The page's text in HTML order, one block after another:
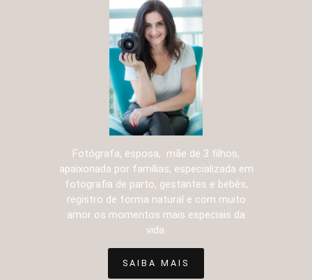
Fotógrafa, esposa, mãe de 3 filhos,
apaixonada por famílias, especializada em
fotografia de parto, gestantes e bebês,
registro de forma natural e com muito
amor os momentos mais especiais da
vida.
SAIBA MAIS